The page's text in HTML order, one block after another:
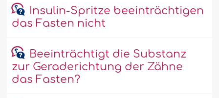
Insulin-Spritze beeinträchtigen
das Fasten nicht
Beeinträchtigt die Substanz
zur Geraderichtung der Zähne
das Fasten?